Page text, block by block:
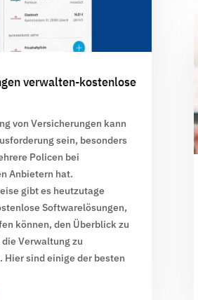
verwalten-kostenlose
von Versicherungen kann
sein, besonders
Policen bei
Anbietern hat.
gibt es heutzutage
Softwarelösungen,
können, den Überblick zu
Verwaltung zu
Hier sind einige der besten